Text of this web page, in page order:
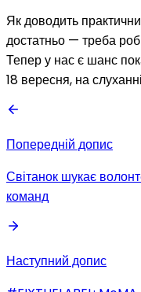
Як доводить
достатньо — треба
Тепер у нас є шанс
18 вересня, на
Попередній допис
Світанок шукає
команд
Наступний допис